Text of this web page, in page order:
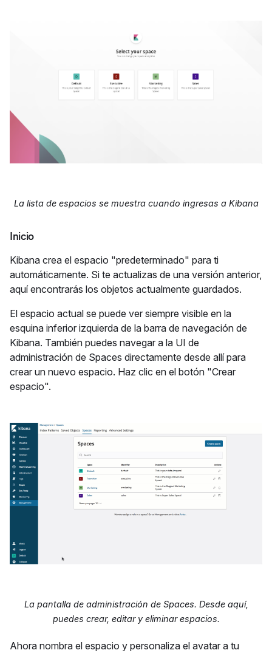
La lista de espacios se muestra cuando ingresas a Kibana
Inicio
Kibana crea el espacio "predeterminado" para ti
automáticamente. Si te actualizas de una versión anterior,
aquí encontrarás los objetos actualmente guardados.
El espacio actual se puede ver siempre visible en la
esquina inferior izquierda de la barra de navegación de
Kibana. También puedes navegar a la UI de
administración de Spaces directamente desde allí para
crear un nuevo espacio. Haz clic en el botón "Crear
espacio".
La pantalla de administración de Spaces. Desde aquí,
puedes crear, editar y eliminar espacios.
Ahora nombra el espacio y personaliza el avatar a tu